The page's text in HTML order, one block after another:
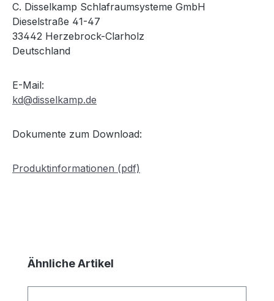
C. Disselkamp Schlafraumsysteme GmbH
Dieselstraße 41-47
33442 Herzebrock-Clarholz
Deutschland
E-Mail:
kd@disselkamp.de
Dokumente zum Download:
Produktinformationen (pdf)
Produktgalerie überspringen
Ähnliche Artikel